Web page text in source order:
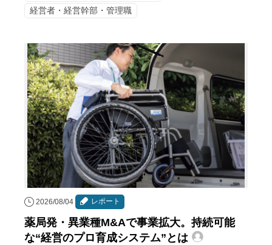
経営者・経営幹部・管理職
2026/08/04 レポート
薬局発・異業種M&Aで事業拡大。持続可能
な“経営のプロ育成システム”とは